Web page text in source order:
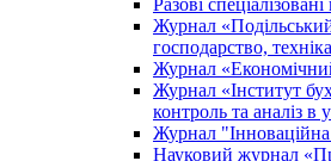
Разові
Журнал
господарство,
Журнал
Журнал «Інститут
контроль та аналіз в
Журнал
Науковий журнал